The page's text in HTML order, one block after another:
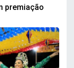
premiação